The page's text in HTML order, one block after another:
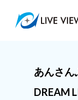
あんさん
DREAM